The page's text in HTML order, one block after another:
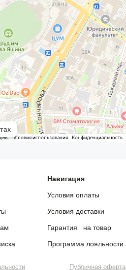
Программа лояльности
Гарантия на товар
Условия доставки
Условия оплаты
Навигация
Публичная оферта